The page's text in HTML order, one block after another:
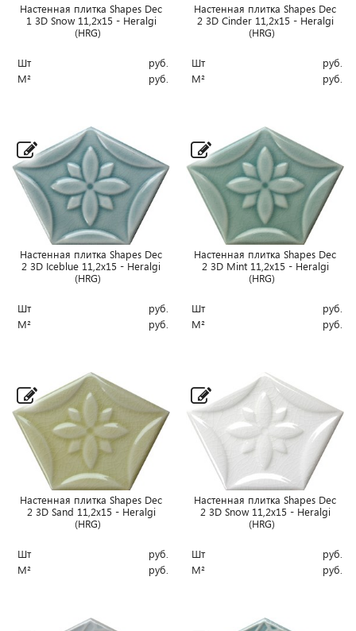
Настенная плитка Shapes Dec
1 3D Snow 11,2x15 - Heralgi
(HRG)
Шт
руб.
М²
руб.
Настенная плитка Shapes Dec
2 3D Cinder 11,2x15 - Heralgi
(HRG)
Шт
руб.
М²
руб.
Настенная плитка Shapes Dec
2 3D Iceblue 11,2x15 - Heralgi
(HRG)
Шт
руб.
М²
руб.
Настенная плитка Shapes Dec
2 3D Mint 11,2x15 - Heralgi
(HRG)
Шт
руб.
М²
руб.
Настенная плитка Shapes Dec
2 3D Sand 11,2x15 - Heralgi
(HRG)
Шт
руб.
М²
руб.
Настенная плитка Shapes Dec
2 3D Snow 11,2x15 - Heralgi
(HRG)
Шт
руб.
М²
руб.